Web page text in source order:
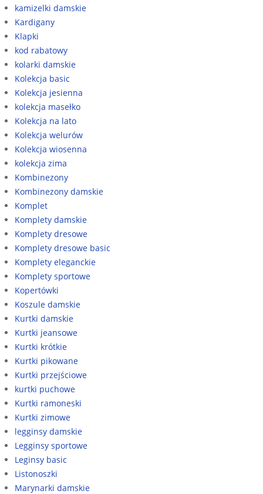
kamizelki damskie
Kardigany
Klapki
kod rabatowy
kolarki damskie
Kolekcja basic
Kolekcja jesienna
kolekcja masełko
Kolekcja na lato
Kolekcja welurów
Kolekcja wiosenna
kolekcja zima
Kombinezony
Kombinezony damskie
Komplet
Komplety damskie
Komplety dresowe
Komplety dresowe basic
Komplety eleganckie
Komplety sportowe
Kopertówki
Koszule damskie
Kurtki damskie
Kurtki jeansowe
Kurtki krótkie
Kurtki pikowane
Kurtki przejściowe
kurtki puchowe
Kurtki ramoneski
Kurtki zimowe
legginsy damskie
Legginsy sportowe
Leginsy basic
Listonoszki
Marynarki damskie